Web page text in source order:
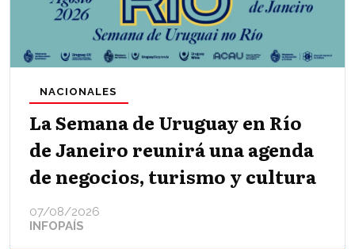
La Semana de Uruguay en Río
de Janeiro reunirá una agenda
de negocios, turismo y cultura
INFOPAÍS
NACIONALES
07/08/2026